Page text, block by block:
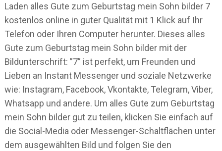
Laden alles Gute zum Geburtstag mein Sohn bilder 7
kostenlos online in guter Qualität mit 1 Klick auf Ihr
Telefon oder Ihren Computer herunter. Dieses alles
Gute zum Geburtstag mein Sohn bilder mit der
Bildunterschrift: ”7” ist perfekt, um Freunden und
Lieben an Instant Messenger und soziale Netzwerke
wie: Instagram, Facebook, Vkontakte, Telegram, Viber,
Whatsapp und andere. Um alles Gute zum Geburtstag
mein Sohn bilder gut zu teilen, klicken Sie einfach auf
die Social-Media oder Messenger-Schaltflächen unter
dem ausgewählten Bild und folgen Sie den